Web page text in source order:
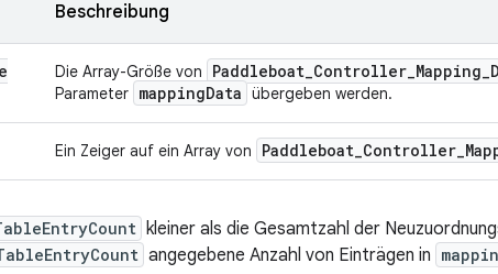
Beschreibung
Die Array-Größe von Paddleboat_Controller_Mapping_
Parameter mappingData übergeben werden.
Ein Zeiger auf ein Array von Paddleboat_Controller_
kleiner als die Gesamtzahl der
angegebene Anzahl von Einträgen in